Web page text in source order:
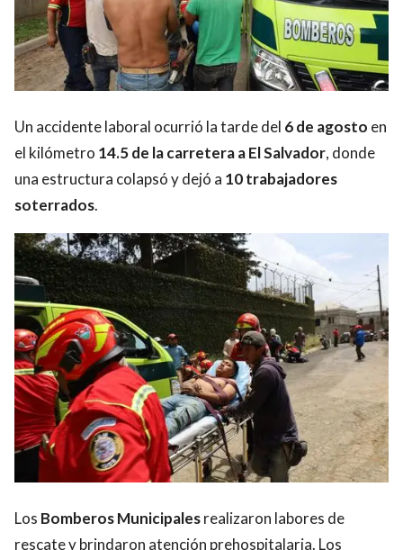
Un accidente laboral ocurrió la tarde del 6 de agosto en
el kilómetro 14.5 de la carretera a El Salvador, donde
una estructura colapsó y dejó a 10 trabajadores
soterrados.
Los Bomberos Municipalesrealizaron labores de
rescate y brindaron atención prehospitalaria. Los